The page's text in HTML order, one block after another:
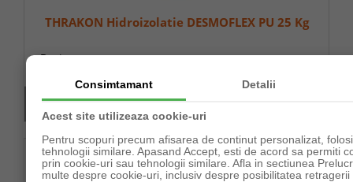
THRAKON Hidroizolatie DESMOFLEX PU 25 Kg
Pret:
Consimtamant Detalii
Acest site utilizeaza cookie-uri
Pentru scopuri precum afisarea de continut personalizat,
tehnologii similare. Apasand Accept, esti de acord sa permiti
prin cookie-uri sau tehnologii similare. Afla in sectiunea
multe despre cookie-uri, inclusiv despre posibilitatea retragerii